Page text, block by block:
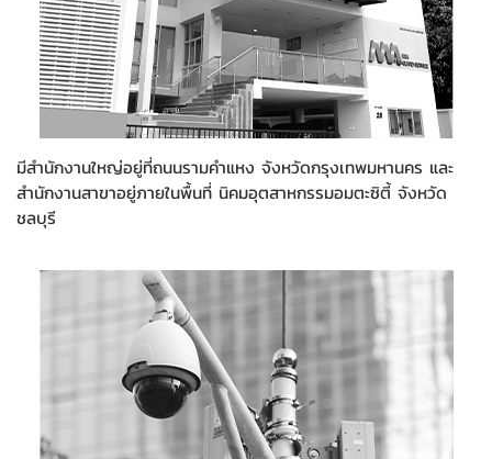
มีสำนักงานใหญ่อยู่ที่ถนนรามคำแหง จังหวัดกรุงเทพมหานคร และ
สำนักงานสาขาอยู่ภายในพื้นที่ นิคมอุตสาหกรรมอมตะซิตี้ จังหวัด
ชลบุรี